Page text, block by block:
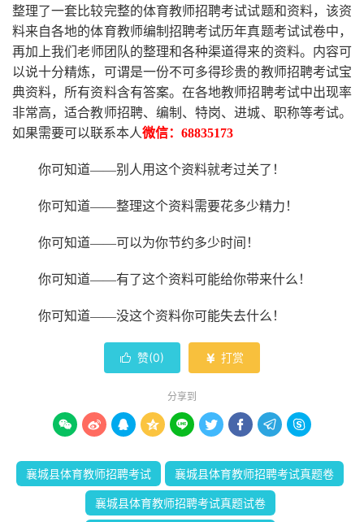
整理了一套比较完整的体育教师招聘考试试题和资料，该资
料来自各地的体育教师编制招聘考试历年真题考试试卷中，
再加上我们老师 团队的整理和各种渠道得来的资料。内容可
以说十分精炼，可谓是一份不可多得珍贵的教师招聘考试宝
典资料，所有资料含有答案。在各地教师招聘考试中出现率
非常高，适合教师招聘、编制、特岗、进城、职称等考试。
如果需要可以联系本人微信： 68835173
你可知道——别人用这个资料就考过关了！
你可知道——整理这个资料需要花多少精力 ！
你可知道——可以为你节约多少时间！
你可知道——有了这个资料可能给你带来什么！
你可知道——没这个资料你可能失去什么 ！
 赞(0)  打赏
分享到
        
襄城县体育教师招聘考试 襄城县体育教师招聘考试真题卷
襄城县体育教师招聘考试真题试卷